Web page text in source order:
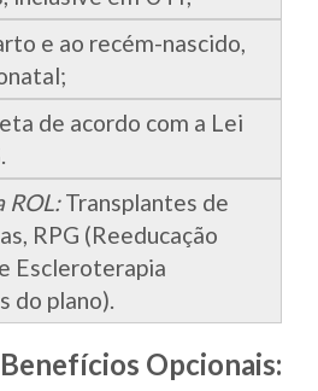
e ao recém-nascido,
de acordo com a Lei
ROL:Transplantes de
RPG (Reeducação
Escleroterapia
do plano).
Opcionais: